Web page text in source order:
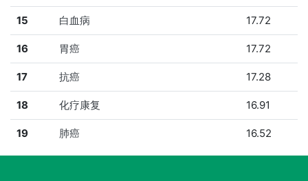
15 白血病 17.72
16 胃癌 17.72
17 抗癌 17.28
18 化疗康复 16.91
19 肺癌 16.52